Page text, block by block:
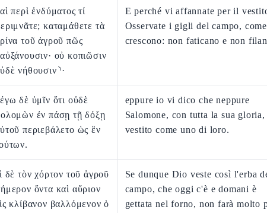
περὶ ἐνδύματος τί
καταμάθετε τὰ
τοῦ ἀγροῦ πῶς
οὐ κοπιῶσιν
νήθουσιν⸃·
E perché vi affannate per il
Osservate i gigli del campo, come
crescono: non faticano e non
δὲ ὑμῖν ὅτι οὐδὲ
ἐν πάσῃ τῇ δόξῃ
περιεβάλετο ὡς ἓν
eppure io vi dico che neppure
Salomone, con tutta la sua gloria,
vestito come uno di loro.
δὲ τὸν χόρτον τοῦ ἀγροῦ
ὄντα καὶ αὔριον
κλίβανον βαλλόμενον ὁ
Se dunque Dio veste così l'erba
campo, che oggi c'è e domani è
gettata nel forno, non farà molto